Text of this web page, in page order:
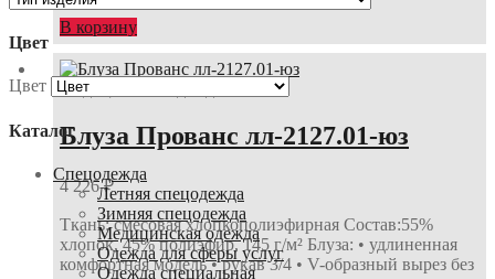
В корзину
Медицинская одежда
Блуза Прованс лл-2127.01-юз
4 226₽
Ткань: смесовая хлопкополиэфирная Состав:55%
хлопок, 45% полиэфир, 145 г/м² Блуза: • удлиненная
комфортная модель • рукав 3/4 • V-образный вырез без
Цвет
Цвет
Каталог
Спецодежда
Летняя спецодежда
Зимняя спецодежда
Медицинская одежда
Одежда для сферы услуг
Одежда специальная